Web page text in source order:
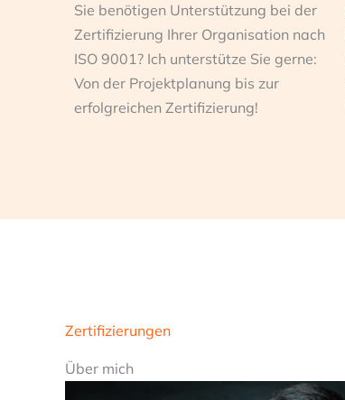
Sie benötigen Unterstützung bei der
Zertifizierung Ihrer Organisation nach
ISO 9001? Ich unterstütze Sie gerne:
Von der Projektplanung bis zur
erfolgreichen Zertifizierung!
Zertifizierungen
Über mich